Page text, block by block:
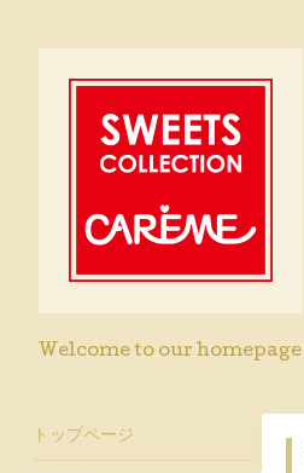
Welcome to our homepage
トップページ